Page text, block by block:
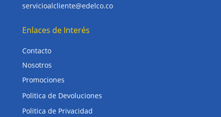
servicioalcliente@edelco.co
Enlaces de Interés
Contacto
Nosotros
Promociones
Politica de Devoluciones
Politica de Privacidad